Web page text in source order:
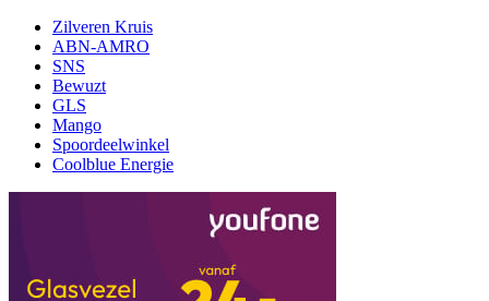
Zilveren Kruis
ABN-AMRO
SNS
Bewuzt
GLS
Mango
Spoordeelwinkel
Coolblue Energie